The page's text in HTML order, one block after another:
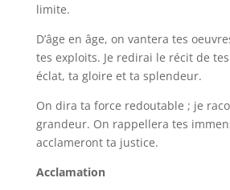
limite.
D’âge en âge, on vantera tes
tes exploits. Je redirai le récit de
éclat, ta gloire et ta splendeur.
On dira ta force redoutable ; je
grandeur. On rappellera tes
acclameront ta justice.
Acclamation